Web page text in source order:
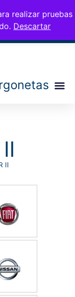
realizar pruebas
Descartar
II